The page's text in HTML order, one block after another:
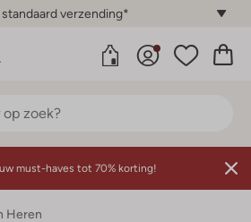
verzending*
must-haves tot 70% korting!
Heren